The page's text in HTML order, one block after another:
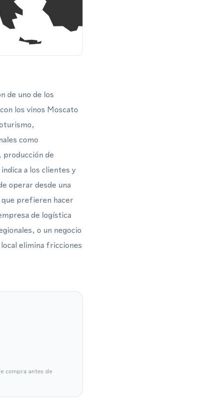
de uno de los
los vinos Moscato
como
producción de
a los clientes y
operar desde una
que prefieren hacer
de logística
o un negocio
elimina fricciones
compra antes de